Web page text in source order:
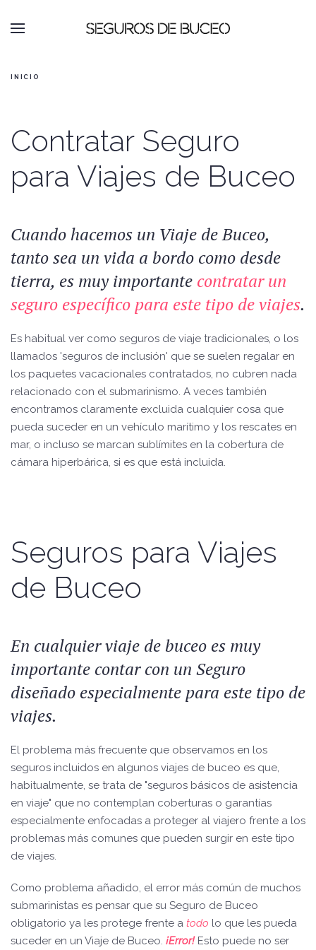
INICIO
Contratar Seguro
para Viajes de Buceo
Cuando hacemos un Viaje de Buceo,
tanto sea un vida a bordo como desde
tierra, es muy importante contratar un
seguro específico para este tipo de viajes.
Es habitual ver como seguros de viaje tradicionales, o los
llamados 'seguros de inclusión' que se suelen regalar en
los paquetes vacacionales contratados, no cubren nada
relacionado con el submarinismo. A veces también
encontramos claramente excluida cualquier cosa que
pueda suceder en un vehículo marítimo y los rescates en
mar, o incluso se marcan sublímites en la cobertura de
cámara hiperbárica, si es que está incluida.
Seguros para Viajes
de Buceo
En cualquier viaje de buceo es muy
importante contar con un Seguro
diseñado especialmente para este tipo de
viajes.
El problema más frecuente que observamos en los
seguros incluidos en algunos viajes de buceo es que,
habitualmente, se trata de "seguros básicos de asistencia
en viaje" que no contemplan coberturas o garantías
especialmente enfocadas a proteger al viajero frente a los
problemas más comunes que pueden surgir en este tipo
de viajes.
Como problema añadido, el error más común de muchos
submarinistas es pensar que su Seguro de Buceo
obligatorio ya les protege frente a todo lo que les pueda
suceder en un Viaje de Buceo. ¡Error!Esto puede no ser